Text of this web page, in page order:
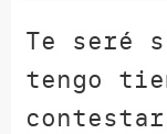
Te seré
tengo